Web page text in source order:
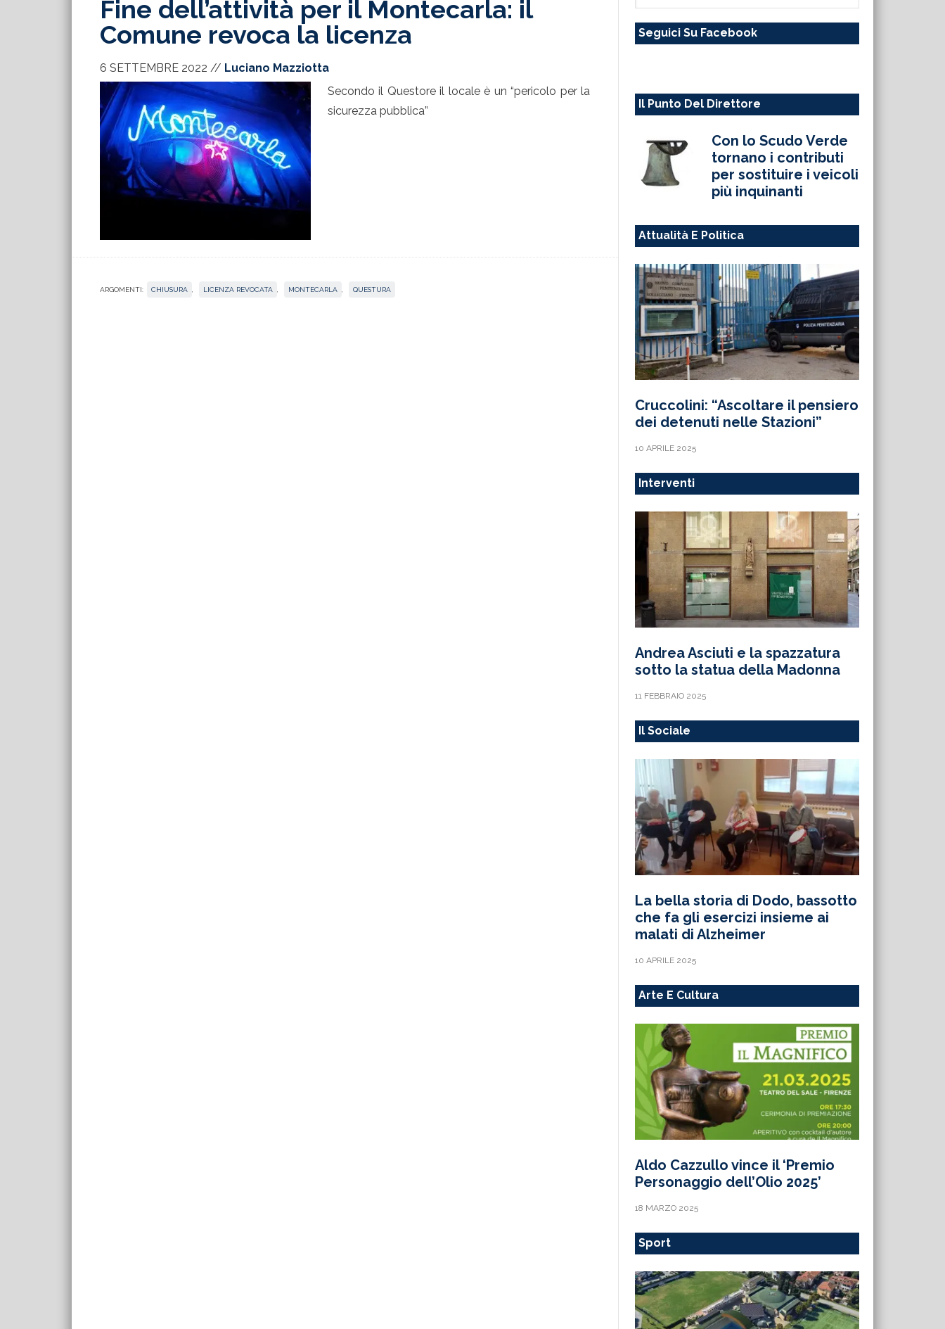
Fine dell’attività per il Montecarla: il
Comune revoca la licenza
6 SETTEMBRE 2022 // Luciano Mazziotta
Secondo il Questore il locale è un “pericolo per la
sicurezza pubblica”
ARGOMENTI: CHIUSURA LICENZA REVOCATA MONTECARLA QUESTURA
sito
Seguici Su Facebook
Il Punto Del Direttore
Con lo Scudo Verde
tornano i contributi
per sostituire i veicoli
più inquinanti
Attualità E Politica
Cruccolini: “Ascoltare il pensiero
dei detenuti nelle Stazioni”
10 APRILE 2025
Interventi
Andrea Asciuti e la spazzatura
sotto la statua della Madonna
11 FEBBRAIO 2025
Il Sociale
La bella storia di Dodo, bassotto
che fa gli esercizi insieme ai
malati di Alzheimer
10 APRILE 2025
Arte E Cultura
Aldo Cazzullo vince il ‘Premio
Personaggio dell’Olio 2025’
18 MARZO 2025
Sport